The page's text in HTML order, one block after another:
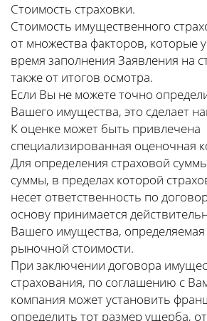
Стоимость страховки.
Стоимость имущественного
от множества факторов, которые
время заполнения Заявления на
также от итогов осмотра.
Если Вы не можете точно
Вашего имущества, это сделает
К оценке может быть привлечена
специализированная оценочная
Для определения страховой
суммы, в пределах которой
несет ответственность по
основу принимается
Вашего имущества,
рыночной стоимости.
При заключении договора
страхования, по соглашению с
компания может установить
определить тот размер ущерба,